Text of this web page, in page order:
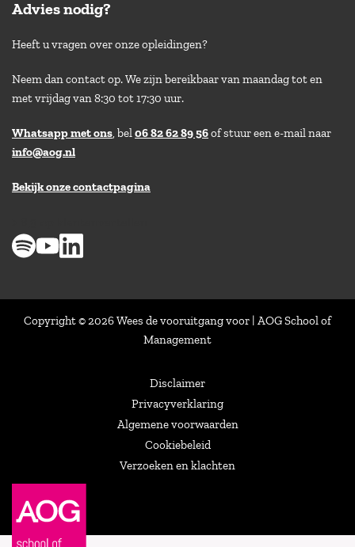
Advies nodig?
Heeft u vragen over onze opleidingen?
Neem dan contact op. We zijn bereikbaar van maandag tot en
met vrijdag van 8:30 tot 17:30 uur.
Whatsapp met ons, bel06 82 62 89 56of stuur een e-mail naar
info@aog.nl
Bekijk onze contactpagina
Copyright © 2026 Wees de vooruitgang voor | AOG School of
Management
Disclaimer
Privacyverklaring
Algemene voorwaarden
Cookiebeleid
Verzoeken en klachten